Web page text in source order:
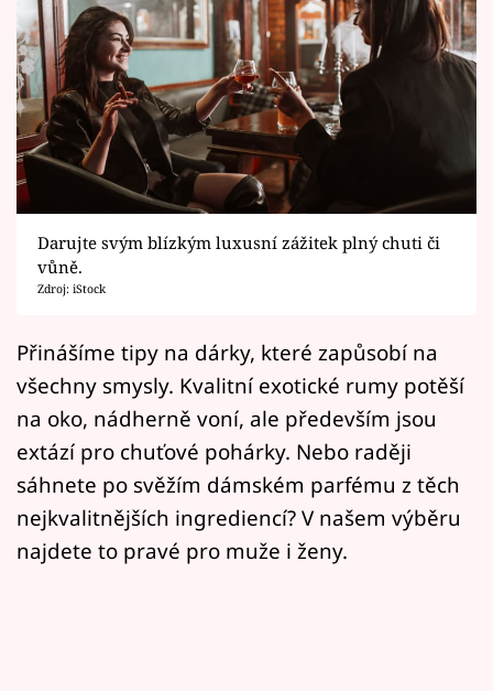
Horoskopy
Sledujte prima+
Filmový festival Karlovy Vary
Pořady
Mámy sobě
Sledujte nás
Darujte svým blízkým luxusní zážitek plný chuti či
vůně.
Zdroj: iStock
Přinášíme tipy na dárky, které zapůsobí na
všechny smysly. Kvalitní exotické rumy potěší
na oko, nádherně voní, ale především jsou
extází pro chuťové pohárky. Nebo raději
sáhnete po svěžím dámském parfému z těch
nejkvalitnějších ingrediencí? V našem výběru
najdete to pravé pro muže i ženy.